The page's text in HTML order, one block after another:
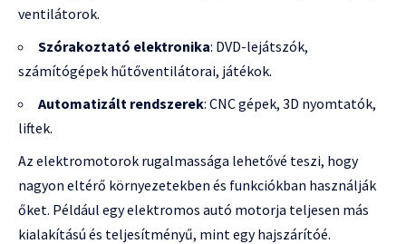
ventilátorok.
Szórakoztató elektronika: DVD-lejátszók,
számítógépek hűtőventilátorai, játékok.
Automatizált rendszerek: CNC gépek, 3D nyomtatók,
liftek.
Az elektromotorok rugalmassága lehetővé teszi, hogy
nagyon eltérő környezetekben és funkciókban használják
őket. Például egy elektromos autó motorja teljesen más
kialakítású és teljesítményű, mint egy hajszárítóé.